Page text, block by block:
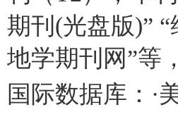
期刊(光盘版)”
地学期刊网”等
国际数据库：·